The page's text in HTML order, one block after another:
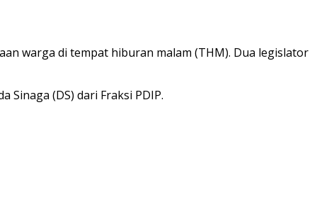
warga di tempat hiburan malam (THM). Dua legislator
Sinaga (DS) dari Fraksi PDIP.